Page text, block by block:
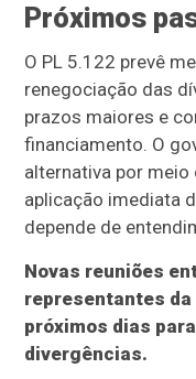
Próximos
O PL 5.122 prevê
renegociação das
prazos maiores e
financiamento. O
alternativa por
aplicação imediata
depende de
Novas reuniões
representantes da
próximos dias
divergências.